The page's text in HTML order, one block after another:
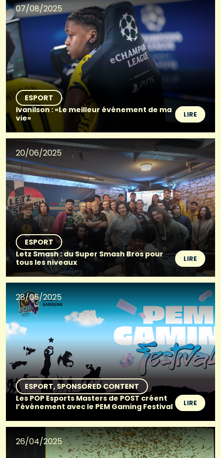
07/08/2025
ESPORT
Ivanilson : «Le meilleur événement de ma
vie»
LIRE
20/06/2025
ESPORT
Letz Smash : du Super Smash Bros pour
tous les niveaux
LIRE
28/05/2025
ESPORT SPONSORED CONTENT
Les POP Esports Masters de POST créent
l’événement avec le PEM Gaming Festival
LIRE
26/04/2025